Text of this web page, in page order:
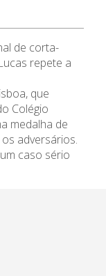
de corta-
repete a
que
Colégio
medalha de
adversários.
caso sério